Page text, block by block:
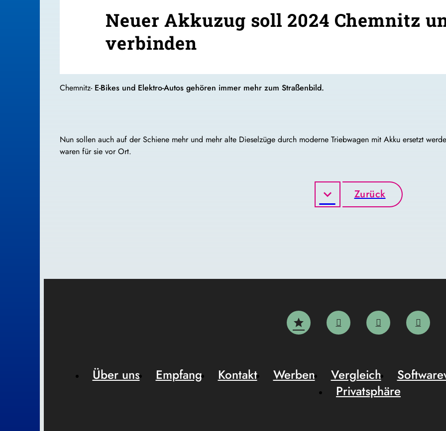
Neuer Akkuzug soll 2024 Chemnitz
verbinden
Chemnitz- E-Bikes und Elektro-Autos gehören immer mehr zum Straßenbild.
Nun sollen auch auf der Schiene mehr und mehr alte Dieselzüge durch moderne Triebwagen mit Akku ersetzt
waren für sie vor Ort.
Zurück
Über uns Empfang Kontakt Werben Vergleich
Privatsphäre